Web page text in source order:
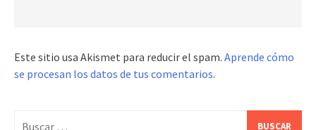
Este sitio usa Akismet para reducir el spam. Aprende cómo
se procesan los datos de tus comentarios.